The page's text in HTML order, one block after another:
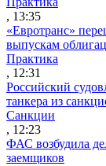
, 13:35
«Евротранс»
выпускам
Практика
, 12:31
Российский
танкера из
Санкции
, 12:23
ФАС возбудила
заемщиков